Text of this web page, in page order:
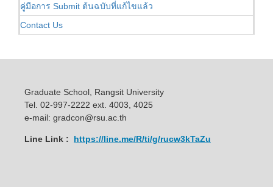
คู่มือการ Submit ต้นฉบับที่แก้ไขแล้ว
Contact Us
Graduate School, Rangsit University
Tel. 02-997-2222 ext. 4003, 4025
e-mail: gradcon@rsu.ac.th
Line Link : https://line.me/R/ti/g/rucw3kTaZu